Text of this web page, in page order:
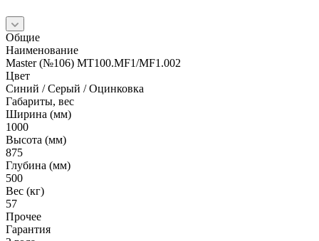
Общие
Наименование
Master (№106) MT100.MF1/MF1.002
Цвет
Синий / Серый / Оцинковка
Габариты, вес
Ширина (мм)
1000
Высота (мм)
875
Глубина (мм)
500
Вес (кг)
57
Прочее
Гарантия